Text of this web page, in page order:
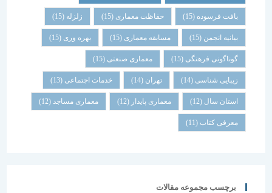
بافت فرسوده (15) حفاظت معماری (15) زلزله
بیانیه انجمن(15) مسابقه معماری (15) بهره وری(15)
گوناگونی فرهنگی (15) معماری صنعتی(15)
زیبایی شناسی (14) تهران خدمات اجتماعی (13)
استان سال(12) معماری پایدار (12) معماری مساجد(12)
معرفی کتاب(11)
برچسب مجموعه مقالات